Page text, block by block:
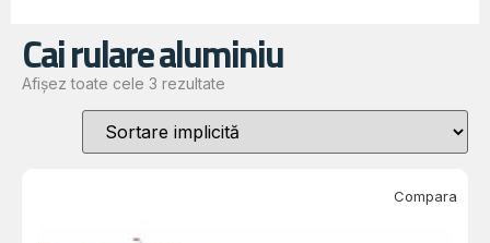
Cai rulare aluminiu
Afișez toate cele 3 rezultate
Compara